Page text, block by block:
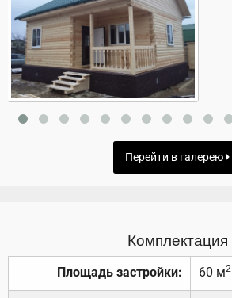
Перейти в галерею
Комплектация
Площадь застройки: 60 м2